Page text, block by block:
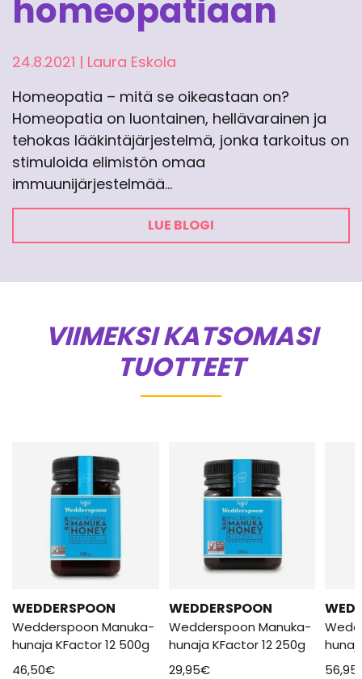
homeopatiaan
24.8.2021 | Laura Eskola
Homeopatia – mitä se oikeastaan on?
Homeopatia on luontainen, hellävarainen ja
tehokas lääkintäjärjestelmä, jonka tarkoitus on
stimuloida elimistön omaa
immuunijärjestelmää…
LUE BLOGI
VIIMEKSI KATSOMASI
TUOTTEET
WEDDERSPOON
Wedderspoon Manuka-
hunaja KFactor 12 500g
46,50€
WEDDERSPOON
Wedderspoon Manuka-
hunaja KFactor 12 250g
29,95€
56,95